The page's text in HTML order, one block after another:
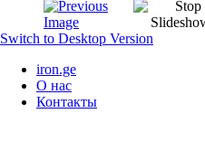
Switch to Desktop Version
iron.ge
О нас
Контакты